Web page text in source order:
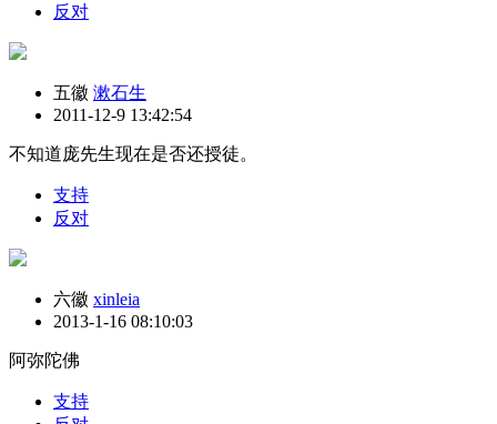
反对
五徽 漱石生
2011-12-9 13:42:54
不知道庞先生现在是否还授徒。
支持
反对
六徽 xinleia
2013-1-16 08:10:03
阿弥陀佛
支持